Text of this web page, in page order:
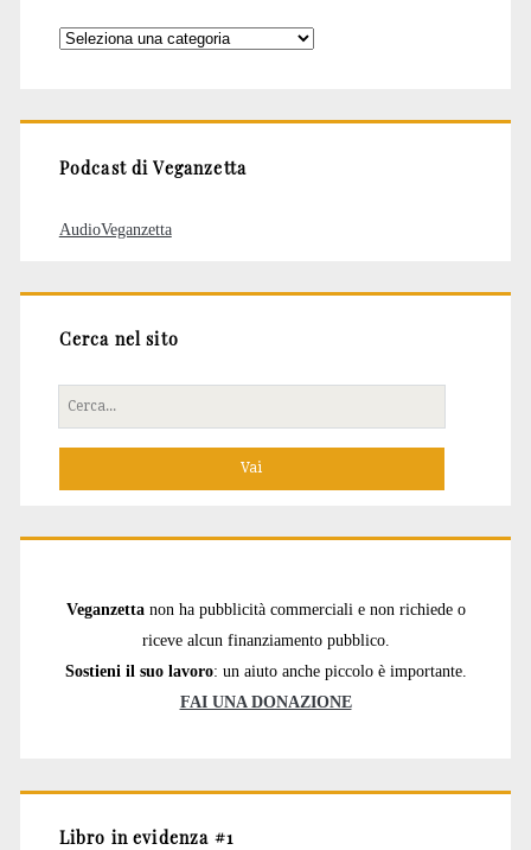
Categorie
Podcast di Veganzetta
AudioVeganzetta
Cerca nel sito
Cerca
per:
Veganzetta non ha pubblicità commerciali e non richiede o
riceve alcun finanziamento pubblico.
Sostieni il suo lavoro: un aiuto anche piccolo è importante.
FAI UNA DONAZIONE
Libro in evidenza #1